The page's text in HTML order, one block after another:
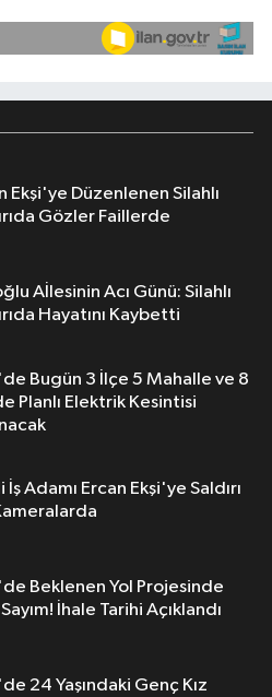
Düzenlenen Silahlı
Gözler Faillerde
Aİlesinin Acı Günü: Silahlı
Hayatını Kaybetti
Bugün 3 İlçe 5 Mahalle ve 8
Planlı Elektrik Kesintisi
İş Adamı Ercan Ekşi'ye Saldırı
Beklenen Yol Projesinde
İhale Tarihi Açıklandı
24 Yaşındaki Genç Kız